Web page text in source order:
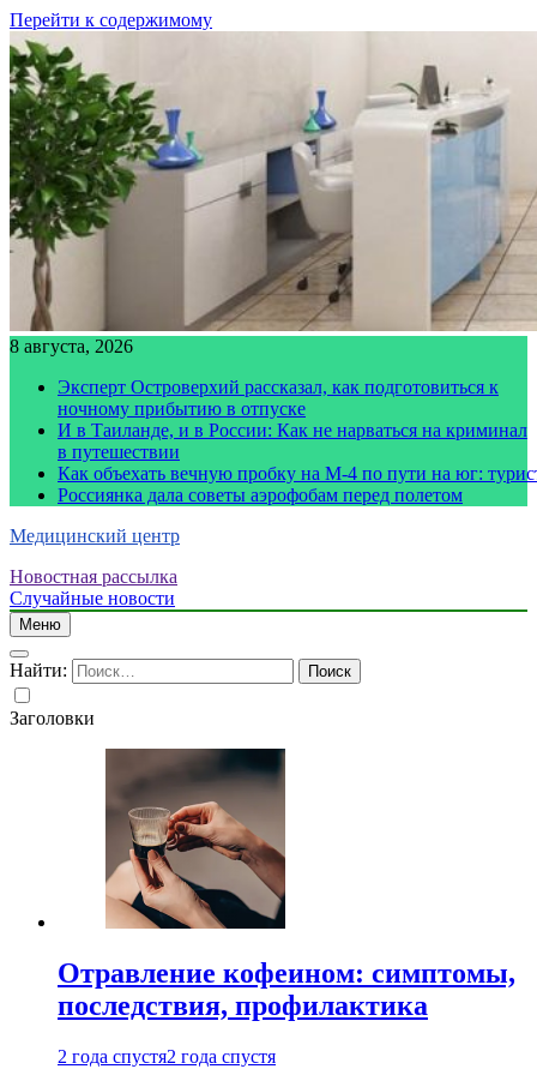
Перейти к содержимому
8 августа, 2026
Эксперт Островерхий рассказал, как подготовиться к
ночному прибытию в отпуске
И в Таиланде, и в России: Как не нарваться на криминал
в путешествии
Как объехать вечную пробку на М-4 по пути на юг:
Россиянка дала советы аэрофобам перед полетом
Медицинский центр
Новостная рассылка
Случайные новости
Меню
Найти:
Заголовки
Отравление кофеином: симптомы,
последствия, профилактика
2 года спустя2 года спустя